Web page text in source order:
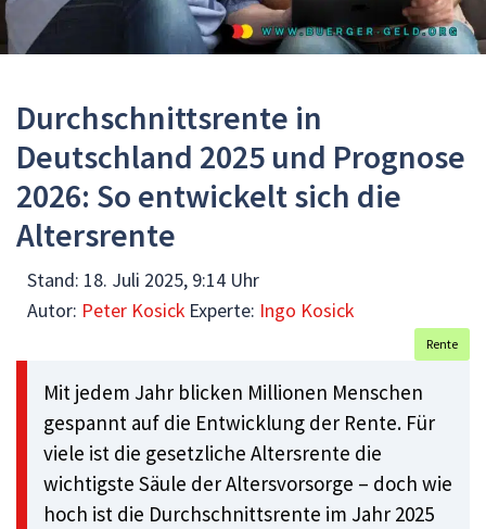
Durchschnittsrente in
Deutschland 2025 und Prognose
2026: So entwickelt sich die
Altersrente
Stand: 18. Juli 2025, 9:14 Uhr
Autor: Peter Kosick Experte: Ingo Kosick
Rente
Mit jedem Jahr blicken Millionen Menschen
gespannt auf die Entwicklung der Rente. Für
viele ist die gesetzliche Altersrente die
wichtigste Säule der Altersvorsorge – doch wie
hoch ist die Durchschnittsrente im Jahr 2025